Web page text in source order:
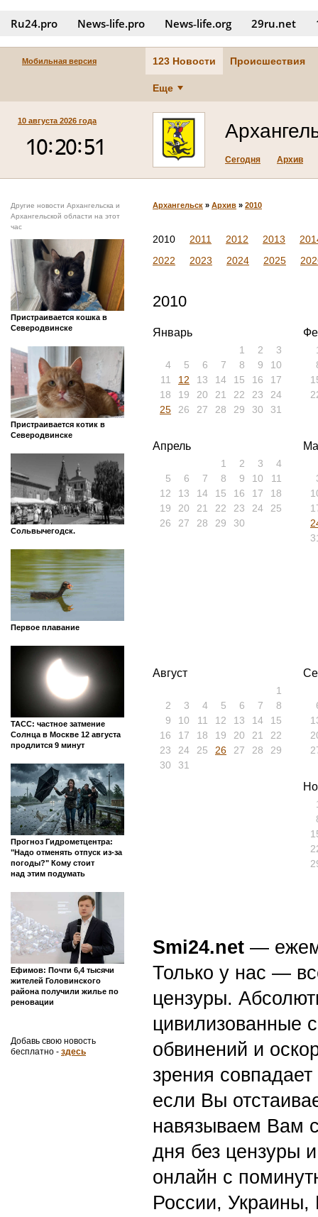
Ru24.pro News‑life.pro News‑life.org 29ru.net
Мобильная версия 123 Новости Происшествия
Еще
10 августа 2026 года
Сегодня Архив
Другие новости Архангельска и
Архангельской области на этот
час
Пристраивается кошка в
Северодвинске
Пристраивается котик в
Северодвинске
Сольвычегодск.
Первое плавание
ТАСС: частное затмение
Солнца в Москве 12 августа
продлится 9 минут
Прогноз Гидрометцентра:
"Надо отменять отпуск из-за
погоды?" Кому стоит
над этим подумать
Ефимов: Почти 6,4 тысячи
жителей Головинского
района получили жилье по
реновации
Добавь свою новость
бесплатно - здесь
Архангельск » Архив » 2010
2010 2011 2012 2013
2022
2023 2024 2025
2010
Январь
1 2
3
4
5 6 7 8 9
10
11
12 13 14 15 16
17
18
19 20 21 22 23
24
25
26 27 28 29 30 31
Апрель
1 2 3
4
5
6 7 8 9 10
11
12
13 14 15 16 17
18
19
20 21 22 23 24
25
26
27 28 29 30
Август
1
2
3 4 5 6 7
8
9
10 11 12 13 14
15
16
17 18 19 20 21
22
23
24 25 26 27 28
29
30
31
Smi24.net —
Только у нас —
цензуры.
цивилизованные
обвинений и
зрения
если Вы
навязываем Вам
дня без цензуры
онлайн с
России,